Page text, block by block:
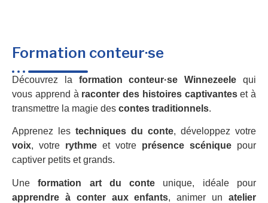
Formation conteur·se
Découvrez la formation conteur·se Winnezeele qui
vous apprend à raconter des histoires captivanteset à
transmettre la magie des contes traditionnels.
Apprenez les techniques du conte, développez votre
voix, votre rythme et votre présence scénique pour
captiver petits et grands.
Uneformation art du conte unique, idéale pour
apprendre à conter aux enfants, animer unatelier